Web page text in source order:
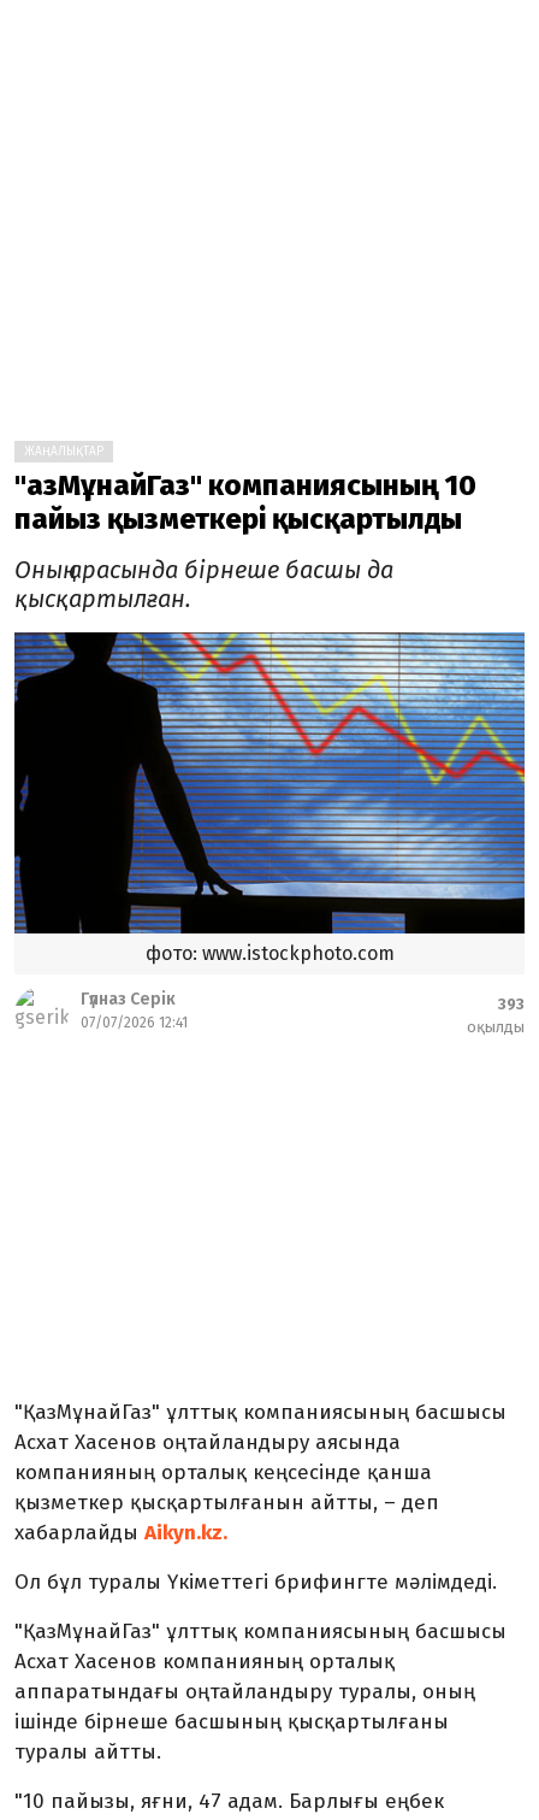
ЖАҢАЛЫҚТАР
"ҚазМұнайГаз" компаниясының 10
пайыз қызметкері қысқартылды
Оның арасында бірнеше басшы да
қысқартылған.
фото: www.istockphoto.com
Гүлназ Серік
07/07/2026 12:41
393
оқылды
"ҚазМұнайГаз" ұлттық компаниясының басшысы
Асхат Хасенов оңтайландыру аясында
компанияның орталық кеңсесінде қанша
қызметкер қысқартылғанын айтты, – деп
хабарлайды Aikyn.kz.
Ол бұл туралы Үкіметтегі брифингте мәлімдеді.
"ҚазМұнайГаз" ұлттық компаниясының басшысы
Асхат Хасенов компанияның орталық
аппаратындағы оңтайландыру туралы, оның
ішінде бірнеше басшының қысқартылғаны
туралы айтты.
"10 пайызы, яғни, 47 адам. Барлығы еңбек